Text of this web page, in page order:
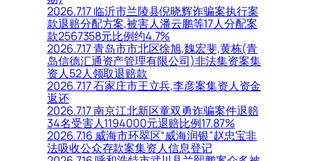
2026.7.17 临沂市兰陵县倪晓辉诈骗案执行案
款退赔分配方案,被害人潘云鹏等17人分配案
款2567358元比例约4.7%
2026.7.17 青岛市市北区徐旭,魏宏斐,黄栋(青
岛信德汇通资产管理有限公司)非法集资案集
资人52人领取退赔款
2026.7.17 石家庄市王立兵,李彦案集资人资金
返还
2026.7.17 南京江北新区童双勇诈骗案件退赔
34名受害人1194000元退赔比例17.87%
2026.7.16 威海市环翠区“威海润银”赵忠宝非
法吸收公众存款案集资人信息登记